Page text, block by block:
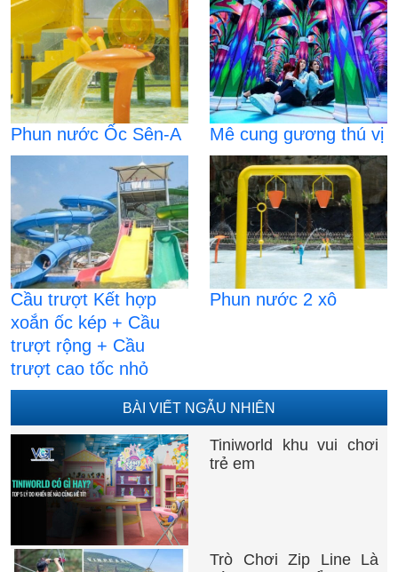
Phun nước Ốc Sên-A Mê cung gương thú vị
Cầu trượt Kết hợp
xoắn ốc kép + Cầu
trượt rộng + Cầu
trượt cao tốc nhỏ
Phun nước 2 xô
BÀI VIẾT NGẪU NHIÊN
Tiniworld khu vui chơi
trẻ em
Trò Chơi Zip Line Là